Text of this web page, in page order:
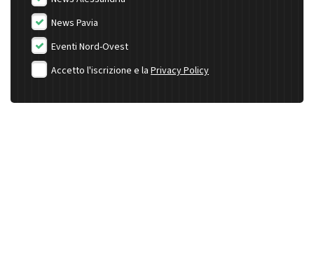
News Pavia
Eventi Nord-Ovest
Accetto l'iscrizione e la Privacy Policy